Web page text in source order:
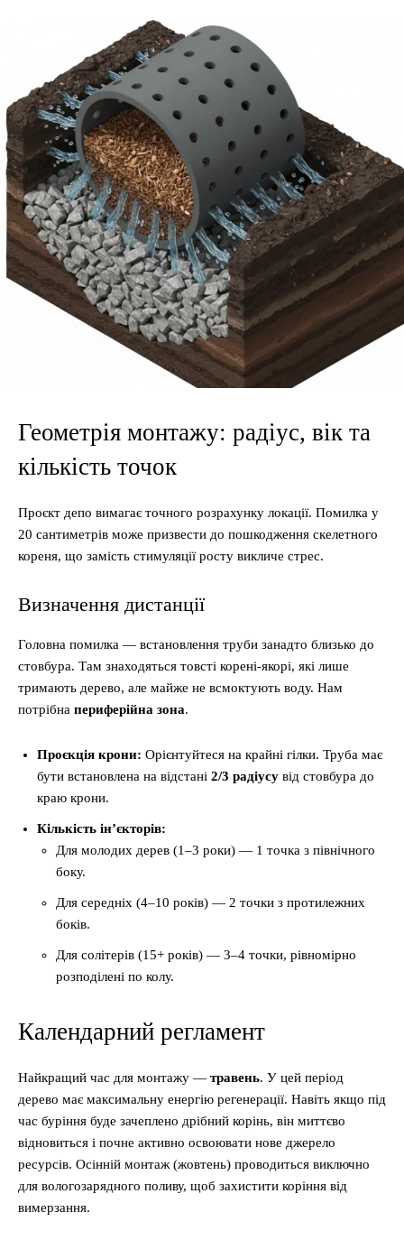
Геометрія монтажу: радіус, вік та
кількість точок
Проєкт депо вимагає точного розрахунку локації. Помилка у
20 сантиметрів може призвести до пошкодження скелетного
кореня, що замість стимуляції росту викличе стрес.
Визначення дистанції
Головна помилка — встановлення труби занадто близько до
стовбура. Там знаходяться товсті корені-якорі, які лише
тримають дерево, але майже не всмоктують воду. Нам
потрібна периферійна зона.
Проєкція крони: Орієнтуйтеся на крайні гілки. Труба має
бути встановлена на відстані 2/3 радіусу від стовбура до
краю крони.
Кількість ін’єкторів:
Для молодих дерев (1–3 роки) — 1 точка з північного
боку.
Для середніх (4–10 років) — 2 точки з протилежних
боків.
Для солітерів (15+ років) — 3–4 точки, рівномірно
розподілені по колу.
Календарний регламент
Найкращий час для монтажу — травень. У цей період
дерево має максимальну енергію регенерації. Навіть якщо під
час буріння буде зачеплено дрібний корінь, він миттєво
відновиться і почне активно освоювати нове джерело
ресурсів. Осінній монтаж (жовтень) проводиться виключно
для вологозарядного поливу, щоб захистити коріння від
вимерзання.